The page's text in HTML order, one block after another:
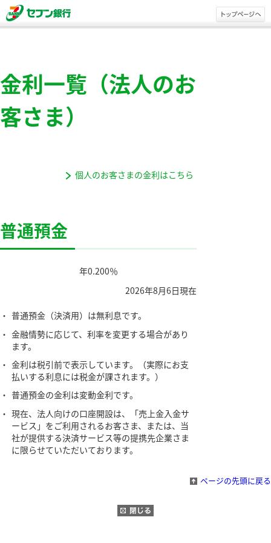
金利一覧（法人のお
客さま）
個人のお客さまの金利はこちら
普通預金
年0.200％
2026年8月6日現在
・ 普通預金（決済用）は無利息です。
・ 金融情勢に応じて、利率を変更する場合があり
ます。
・ 金利は税引前で表示しています。（実際にお支
払いする利息には税金が課されます。）
・ 普通預金の金利は変動金利です。
・ 現在、法人向けの口座開設は、「売上金入金サ
ービス」をご利用されるお客さま、または、当
社が提供する決済サービス等の提携先企業さま
に限らせていただいております。
ページの先頭に戻る